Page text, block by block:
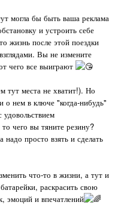
могла бы быть ваша реклама
и устроить себе
после этой поездки
Вы не измените
чего все выиграют
тут места не хватит!). Но
о нем в ключе "когда-нибудь"
чего вы тяните резину?
надо просто взять и сделать
что-то в жизни, а тут и
раскрасить свою
эмоций и впечатлений